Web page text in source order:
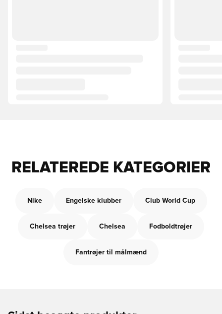
RELATEREDE KATEGORIER
Nike Engelske klubber Club World Cup
Chelsea trøjer Chelsea Fodboldtrøjer
Fantrøjer til målmænd